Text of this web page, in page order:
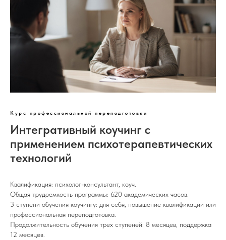
Курс профессиональной переподготовки
Интегративный коучинг с
применением психотерапевтических
технологий
Квалификация: психолог-консультант, коуч.
Общая трудоемкость программы: 620 академических часов.
3 ступени обучения коучингу: для себя, повышение квалификации или
профессиональная переподготовка.
Продолжительность обучения трех ступеней: 8 месяцев, поддержка
12 месяцев.